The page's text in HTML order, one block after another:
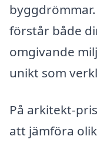
förstår både
omgivande
unikt som
På arkitekt-
att jämföra